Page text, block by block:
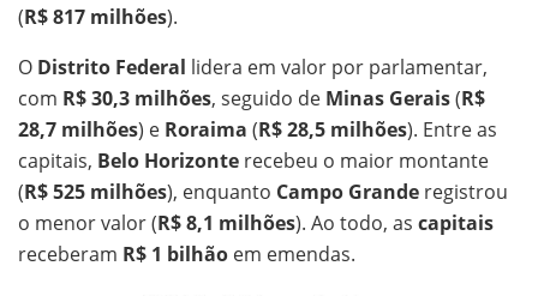
(R$ 817 milhões).
O Distrito Federal lidera em valor por parlamentar,
com R$ 30,3 milhões, seguido de Minas Gerais(R$
28,7 milhões) e Roraima (R$ 28,5 milhões). Entre as
capitais, Belo Horizonte recebeu o maior montante
(R$ 525 milhões), enquanto Campo Grande registrou
o menor valor (R$ 8,1 milhões). Ao todo, as capitais
receberam R$ 1 bilhão em emendas.